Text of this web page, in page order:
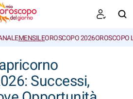
MENSILEOROSCOPO 2026OROSCOPO
Successi,